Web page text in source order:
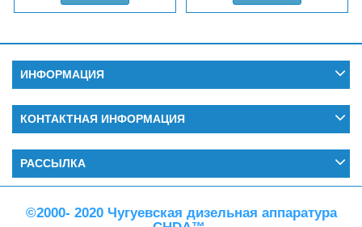
ИНФОРМАЦИЯ
КОНТАКТНАЯ ИНФОРМАЦИЯ
РАССЫЛКА
©2000- 2020 Чугуевская дизельная аппаратура